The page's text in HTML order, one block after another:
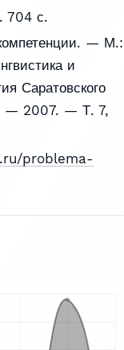
704 с.
— М.:
и
Саратовского
— 2007. — Т. 7,
problema-